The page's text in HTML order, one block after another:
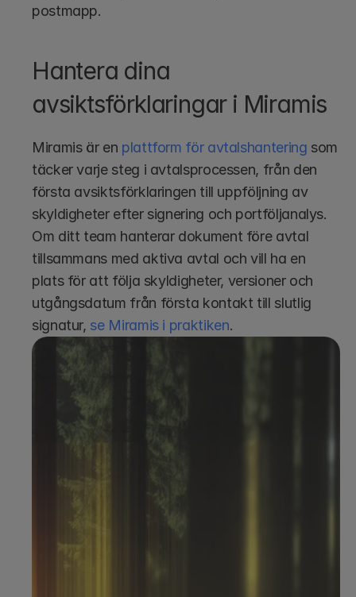
postmapp.
Hantera dina
avsiktsförklaringar i Miramis
Miramis är en plattform för avtalshantering som
täcker varje steg i avtalsprocessen, från den
första avsiktsförklaringen till uppföljning av
skyldigheter efter signering och portföljanalys.
Om ditt team hanterar dokument före avtal
tillsammans med aktiva avtal och vill ha en
plats för att följa skyldigheter, versioner och
utgångsdatum från första kontakt till slutlig
signatur, se Miramis i praktiken.
Boka en demo